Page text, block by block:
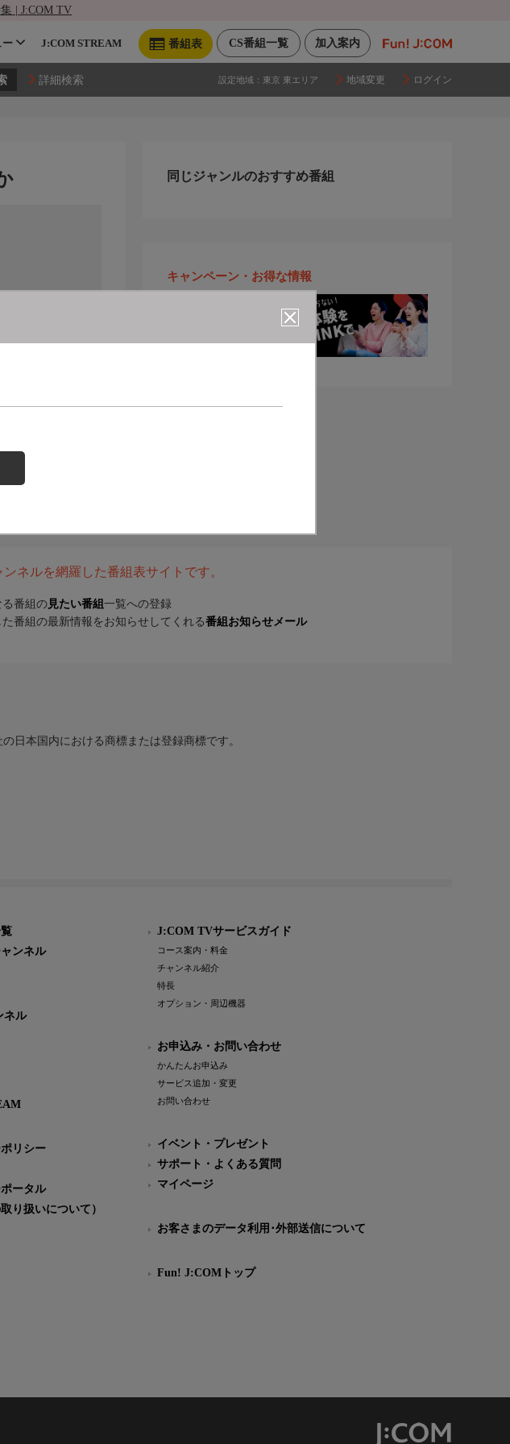
| J:COM TV
加入案内
CS番組一覧
番組表
ー J:COM STREAM
詳細検索 設定地域： 東京 東エリア 地域変更 ログイン
同じジャンルのおすすめ番組
キャンペーン・お得な情報
ネルを網羅した番組表サイトです。
番組の 見たい番組 一覧への登録
番組の最新情報をお知らせしてくれる番組お知らせメール
日本国内における商標または登録商標です。
ンネル
ネル
リシー
ータル
り扱いについて）
J:COM TVサービスガイド
コース案内・料金
チャンネル紹介
特長
オプション・周辺機器
お申込み・お問い合わせ
かんたんお申込み
サービス追加・変更
お問い合わせ
イベント・プレゼント
サポート・よくある質問
マイページ
お客さまのデータ利用･外部送信について
Fun! J:COMトップ